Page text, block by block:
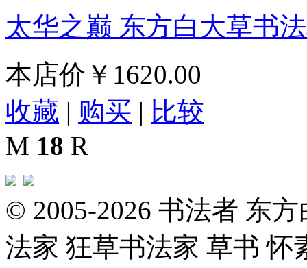
太华之巅 东方白大草书
本店价 ￥1620.00
收藏 | 购买 | 比较
M 18 R
© 2005-2026 书法者 东
法家 狂草书法家 草书 怀